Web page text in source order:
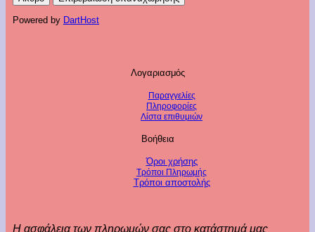
Powered by DartHost
Λογαριασμός
Παραγγελίες
Πληροφορίες
Λίστα επιθυμιών
Βοήθεια
Όροι χρήσης
Τρόποι Πληρωμής
Τρόποι αποστολής
Η ασφάλεια των πληρωμών σας στο κατάστημά μας